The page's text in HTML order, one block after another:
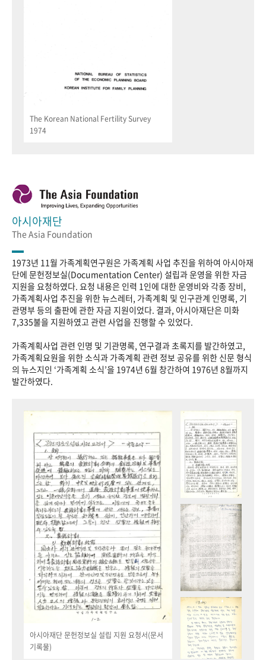
The Korean National Fertility Survey
1974
아시아재단
The Asia Foundation
1973년 11월 가족계획연구원은 가족계획 사업 추진을 위하여 아시아재
단에 문헌정보실(Documentation Center) 설립과 운영을 위한 자금
지원을 요청하였다. 요청 내용은 인력 1인에 대한 운영비와 각종 장비,
가족계획사업 추진을 위한 뉴스레터, 가족계획 및 인구관계 인명록, 기
관명부 등의 출판에 관한 자금 지원이었다. 결과, 아시아재단은 미화
7,335불을 지원하였고 관련 사업을 진행할 수 있었다.
가족계획사업 관련 인명 및 기관명록, 연구결과 초록지를 발간하였고,
가족계획요원을 위한 소식과 가족계획 관련 정보 공유를 위한 신문 형식
의 뉴스지인 ‘가족계획 소식’을 1974년 6월 창간하여 1976년 8월까지
발간하였다.
아시아재단 문헌정보실 설립 지원 요청서(문서
기록물)